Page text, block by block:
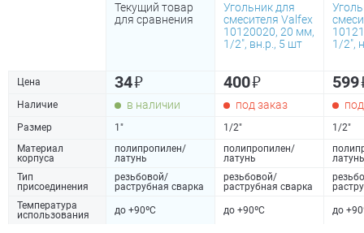
Текущий товар
для сравнения
Угольник для
смесителя Valfex
10120020, 20 мм,
1/2", вн.р., 5 шт
1/2",
Цена 34₽ 400₽ 599
Наличие в наличии под заказ
Размер 1" 1/2"
1/2"
Материал
корпуса
полипропилен/
латунь
полипропилен/
латунь
латунь
Тип
присоединения
резьбовой/
раструбная сварка
резьбовой/
раструбная сварка
Температура
использования
до +90ºC до +90ºC до